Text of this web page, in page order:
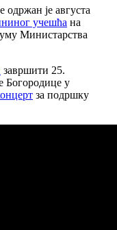
је августа
учешћа на
Министарства
завршити 25.
Богородице у
за подршку